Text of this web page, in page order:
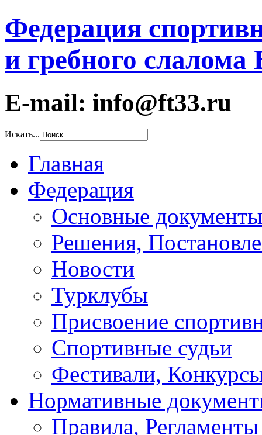
Федерация
и гребного
E-mail: info@ft33.ru
Искать...
Главная
Федерация
Основные документы
Решения,
Новости
Турклубы
Присвоение
Спортивные судьи
Фестивали,
Нормативные
Правила, Регламенты